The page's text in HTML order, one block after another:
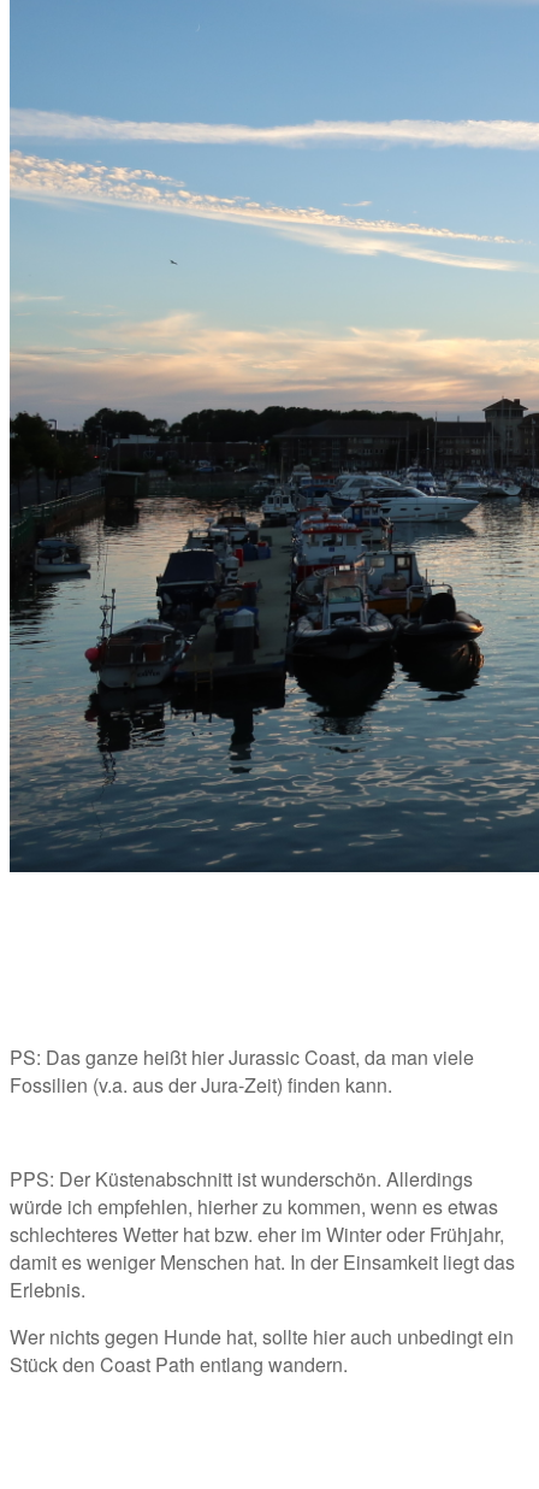
PS: Das ganze heißt hier Jurassic Coast, da man viele
Fossilien (v.a. aus der Jura-Zeit) finden kann.
PPS: Der Küstenabschnitt ist wunderschön. Allerdings
würde ich empfehlen, hierher zu kommen, wenn es etwas
schlechteres Wetter hat bzw. eher im Winter oder Frühjahr,
damit es weniger Menschen hat. In der Einsamkeit liegt das
Erlebnis.
Wer nichts gegen Hunde hat, sollte hier auch unbedingt ein
Stück den Coast Path entlang wandern.